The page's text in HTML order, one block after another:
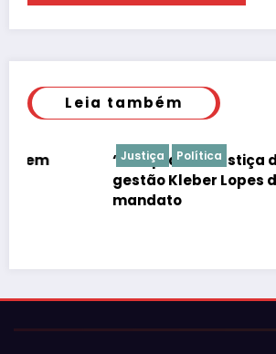
Leia também
Justiça Política
“É de praxe”: Justiça de Bastos
gestão Kleber Lopes desde o